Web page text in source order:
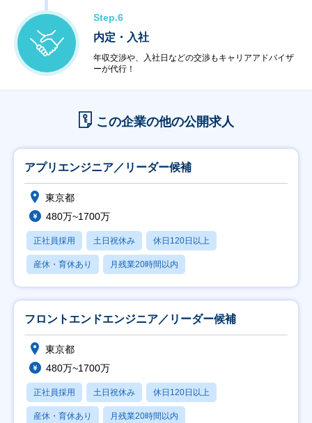
Step.6
内定・入社
年収交渉や、入社日などの交渉もキャリアアドバイザ
ーが代行！
この企業の他の公開求人
アプリエンジニア／リーダー候補
東京都
480万~1700万
正社員採用 土日祝休み 休日120日以上
産休・育休あり 月残業20時間以内
フロントエンドエンジニア／リーダー候補
東京都
480万~1700万
正社員採用 土日祝休み 休日120日以上
産休・育休あり 月残業20時間以内